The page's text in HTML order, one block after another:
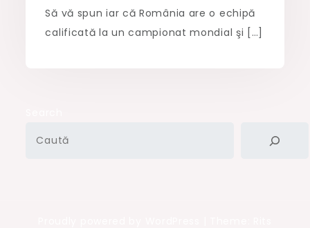
Să vă spun iar că România are o echipă
calificată la un campionat mondial şi […]